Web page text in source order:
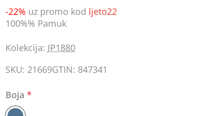
-22% uz promo kod ljeto22
100%% Pamuk
Kolekcija: JP1880
SKU: 21669GTIN: 847341
Boja*